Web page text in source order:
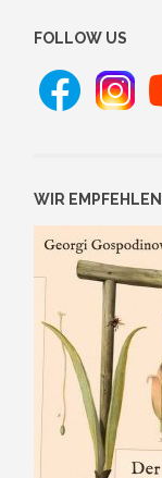
FOLLOW US
WIR EMPFEHLEN